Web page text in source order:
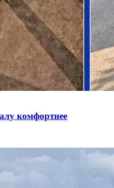
комфортнее